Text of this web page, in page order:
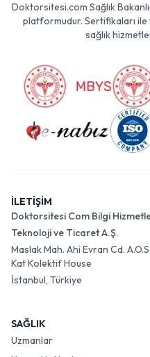
Doktorsitesi.com Sağlık
platformudur. Sertifikaları ile
sağlık
İLETİŞİM
Doktorsitesi Com Bilgi
Teknoloji ve Ticaret A.Ş.
Maslak Mah. Ahi Evran Cd.
Kat Kolektif House
İstanbul, Türkiye
SAĞLIK
Uzmanlar